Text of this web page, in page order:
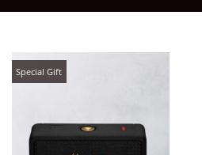
Special Gift